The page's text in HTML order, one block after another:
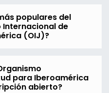
populares del
de
(OIJ)?
para Iberoamérica
abierto?